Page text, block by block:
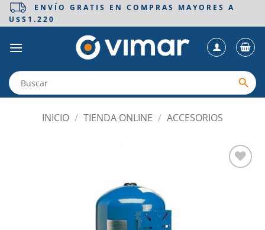
Saltar
ENVÍO GRATIS EN COMPRAS MAYORES A
U$S1.220
INICIO / TIENDA ONLINE / ACCESORIOS